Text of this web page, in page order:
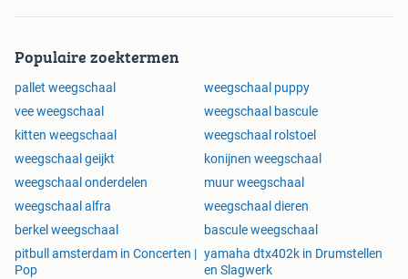
Populaire zoektermen
pallet weegschaal
weegschaal puppy
vee weegschaal
weegschaal bascule
kitten weegschaal
weegschaal rolstoel
weegschaal geijkt
konijnen weegschaal
weegschaal onderdelen
muur weegschaal
weegschaal alfra
weegschaal dieren
berkel weegschaal
bascule weegschaal
pitbull amsterdam in Concerten |
Pop
yamaha dtx402k in Drumstellen
en Slagwerk